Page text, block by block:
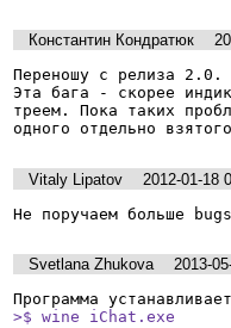
Константин Кондратюк
Переношу с релиза 2.0.
Эта бага - скорее
треем. Пока таких
одного отдельно
Vitaly Lipatov
2012-01-18
Не поручаем больше
Svetlana Zhukova
2013-
>$ wine iChat.exe